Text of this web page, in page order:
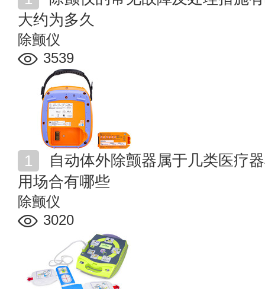
大约为多久
除颤仪
3539
用场合有哪些
除颤仪
3020